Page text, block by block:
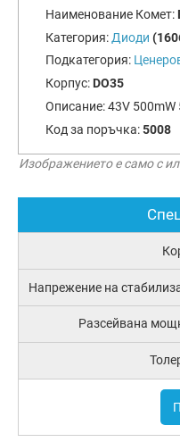
Наименование Комет:
Категория: Диоди
Подкатегория:
Корпус: DO35
Описание:43V 500mW
Код за поръчка:5008
Изображението е само с
Напрежение на
Разсейвана